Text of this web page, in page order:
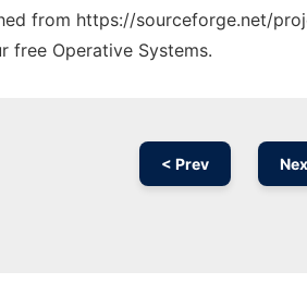
from https://sourceforge.net/
free Operative Systems.
< Prev